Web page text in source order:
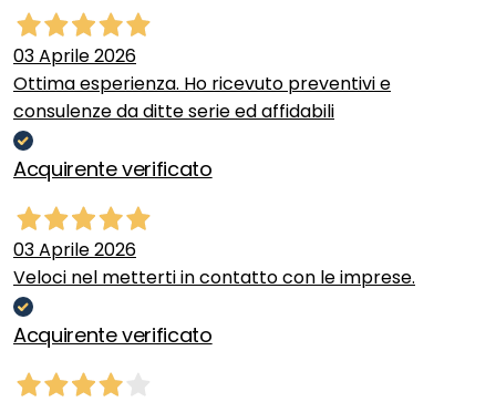
03 Aprile 2026
Ottima esperienza. Ho ricevuto preventivi e
consulenze da ditte serie ed affidabili
Acquirente verificato
03 Aprile 2026
Veloci nel metterti in contatto con le imprese.
Acquirente verificato